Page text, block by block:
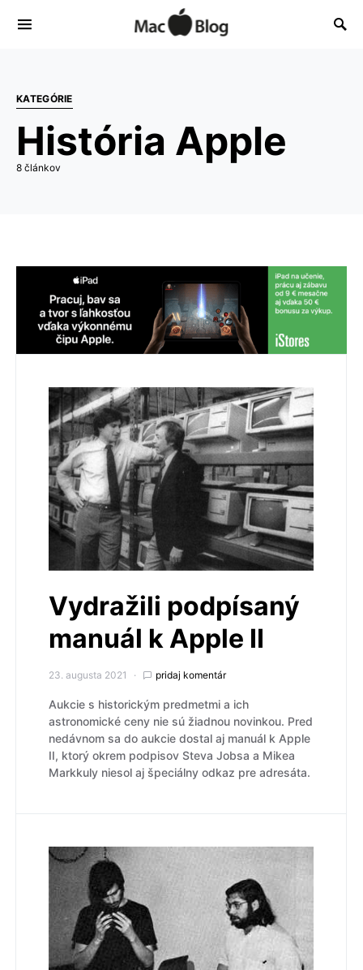
KATEGÓRIE
História Apple
8 článkov
Vydražili podpísaný
manuál k Apple II
23. augusta 2021 pridaj komentár
Aukcie s historickým predmetmi a ich
astronomické ceny nie sú žiadnou novinkou. Pred
nedávnom sa do aukcie dostal aj manuál k Apple
II, ktorý okrem podpisov Steva Jobsa a Mikea
Markkuly niesol aj špeciálny odkaz pre adresáta.